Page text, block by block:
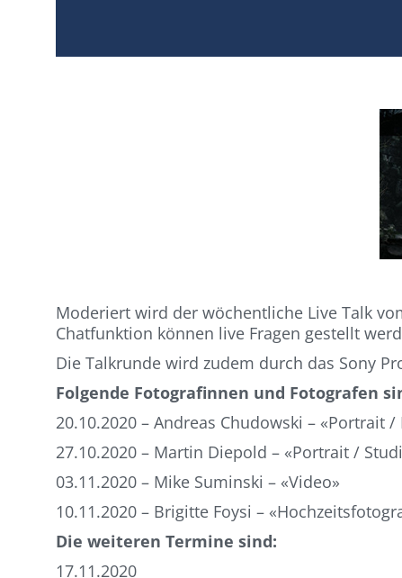
Moderiert wird der wöchentliche Live Talk
Chatfunktion können live Fragen gestellt
Die Talkrunde wird zudem durch das Sony
Folgende Fotografinnen und Fotografen
20.10.2020 – Andreas Chudowski – «Portrait /
27.10.2020 – Martin Diepold – «Portrait /
03.11.2020 – Mike Suminski – «Video»
10.11.2020 – Brigitte Foysi –
Die weiteren Termine sind:
17.11.2020